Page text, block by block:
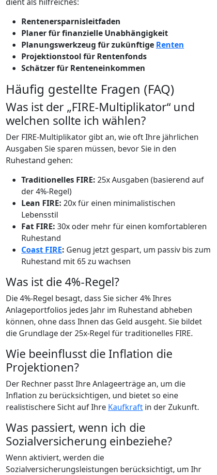
Rentenersparnisleitfaden
Planer für finanzielle Unabhängigkeit
Planungswerkzeug für zukünftige Renten
Projektionstool für Rentenfonds
Schätzer für Renteneinkommen
Häufig gestellte Fragen (FAQ)
Was ist der „FIRE-Multiplikator“ und
welchen sollte ich wählen?
Der FIRE-Multiplikator gibt an, wie oft Ihre jährlichen
Ausgaben Sie sparen müssen, bevor Sie in den
Ruhestand gehen:
Traditionelles FIRE: 25x Ausgaben (basierend auf
der 4%-Regel)
Lean FIRE: 20x für einen minimalistischen
Lebensstil
Fat FIRE: 30x oder mehr für einen komfortableren
Ruhestand
Coast FIRE: Genug jetzt gespart, um passiv bis zum
Ruhestand mit 65 zu wachsen
Was ist die 4%-Regel?
Die 4%-Regel besagt, dass Sie sicher 4% Ihres
Anlageportfolios jedes Jahr im Ruhestand abheben
können, ohne dass Ihnen das Geld ausgeht. Sie bildet
die Grundlage der 25x-Regel für traditionelles FIRE.
Wie beeinflusst die Inflation die
Projektionen?
Der Rechner passt Ihre Anlageerträge an, um die
Inflation zu berücksichtigen, und bietet so eine
realistischere Sicht auf Ihre Kaufkraft in der Zukunft.
Was passiert, wenn ich die
Sozialversicherung einbeziehe?
Wenn aktiviert, werden die
Sozialversicherungsleistungen berücksichtigt, um Ihr